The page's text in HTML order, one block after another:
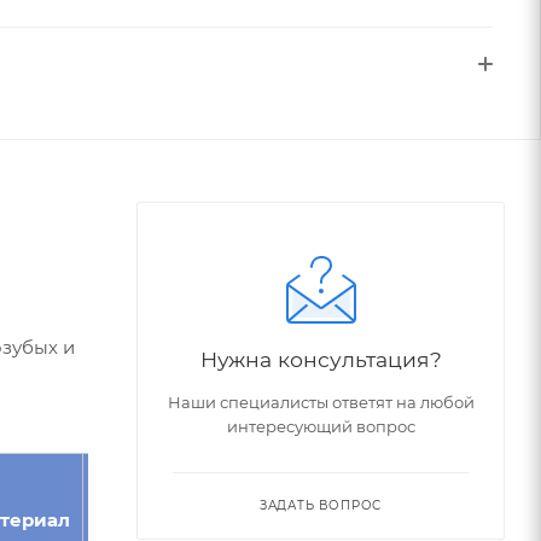
и
Номер
Нужна консультация?
Наши специалисты ответят на любой
интересующий вопрос
ЗАДАТЬ ВОПРОС